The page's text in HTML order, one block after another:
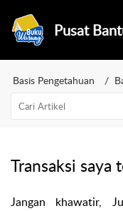
Pusat
Basis Pengetahuan
Transaksi saya
Jangan khawatir,